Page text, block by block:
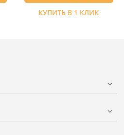
КУПИТЬ В 1 КЛИК